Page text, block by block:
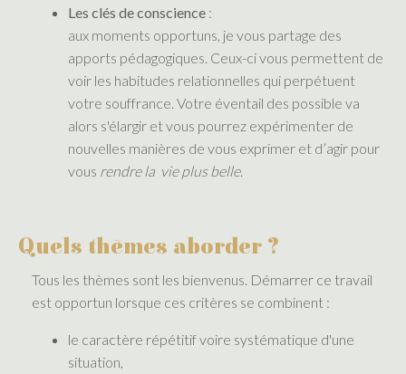
Les clés de conscience :
aux moments opportuns, je vous partage des
apports pédagogiques. Ceux-ci vous permettent de
voir les habitudes relationnelles qui perpétuent
votre souffrance. Votre éventail des possible va
alors s'élargir et vous pourrez expérimenter de
nouvelles manières de vous exprimer et d’agir pour
vous rendre la vie plus belle.
Quels thèmes aborder ?
Tous les thèmes sont les bienvenus. Démarrer ce travail
est opportun lorsque ces critères se combinent :
le caractère répétitif voire systématique d'une
situation,